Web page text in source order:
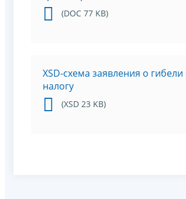
(DOC 77 KB)
XSD-схема заявления о
налогу
(XSD 23 KB)